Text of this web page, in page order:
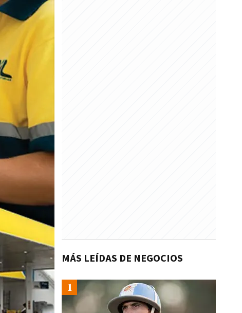
MÁS LEÍDAS DE NEGOCIOS